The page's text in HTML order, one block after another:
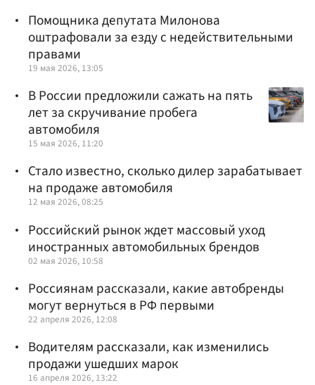
Помощника депутата Милонова
оштрафовали за езду с недействительными
правами
19 мая 2026, 13:05
В России предложили сажать на пять
лет за скручивание пробега
автомобиля
15 мая 2026, 11:20
Стало известно, сколько дилер зарабатывает
на продаже автомобиля
12 мая 2026, 08:25
Российский рынок ждет массовый уход
иностранных автомобильных брендов
02 мая 2026, 10:58
Россиянам рассказали, какие автобренды
могут вернуться в РФ первыми
22 апреля 2026, 12:08
Водителям рассказали, как изменились
продажи ушедших марок
16 апреля 2026, 13:22